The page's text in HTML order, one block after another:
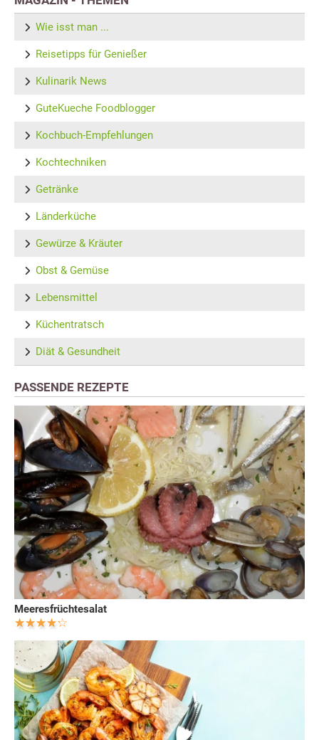
Wie isst man ...
Reisetipps für Genießer
Kulinarik News
GuteKueche Foodblogger
Kochbuch-Empfehlungen
Kochtechniken
Getränke
Länderküche
Gewürze & Kräuter
Obst & Gemüse
Lebensmittel
Küchentratsch
Diät & Gesundheit
PASSENDE REZEPTE
Meeresfrüchtesalat